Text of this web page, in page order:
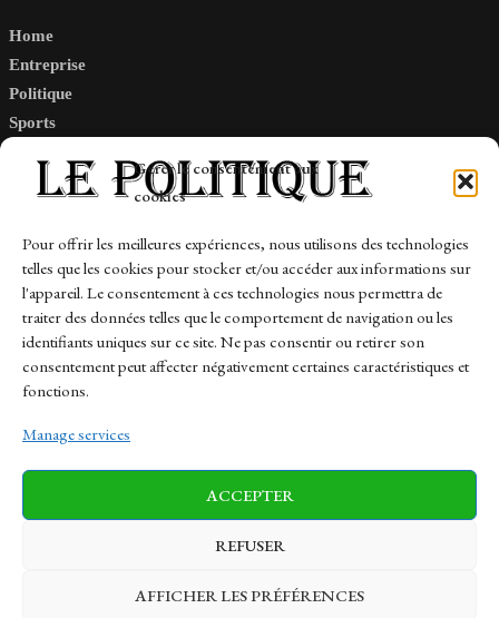
Gérer le consentement aux
cookies
Pour offrir les meilleures expériences, nous utilisons des technologies
telles que les cookies pour stocker et/ou accéder aux informations sur
l'appareil. Le consentement à ces technologies nous permettra de
traiter des données telles que le comportement de navigation ou les
identifiants uniques sur ce site. Ne pas consentir ou retirer son
consentement peut affecter négativement certaines caractéristiques et
fonctions.
Manage services
ACCEPTER
REFUSER
AFFICHER LES PRÉFÉRENCES
Home
Entreprise
Politique
Sports
Links
Contact
Sitemap
News Finance-Marches Politics
Business Tech Health Sports Travel
© 1997-2026 - lepolitique.net. All Rights Reserved.